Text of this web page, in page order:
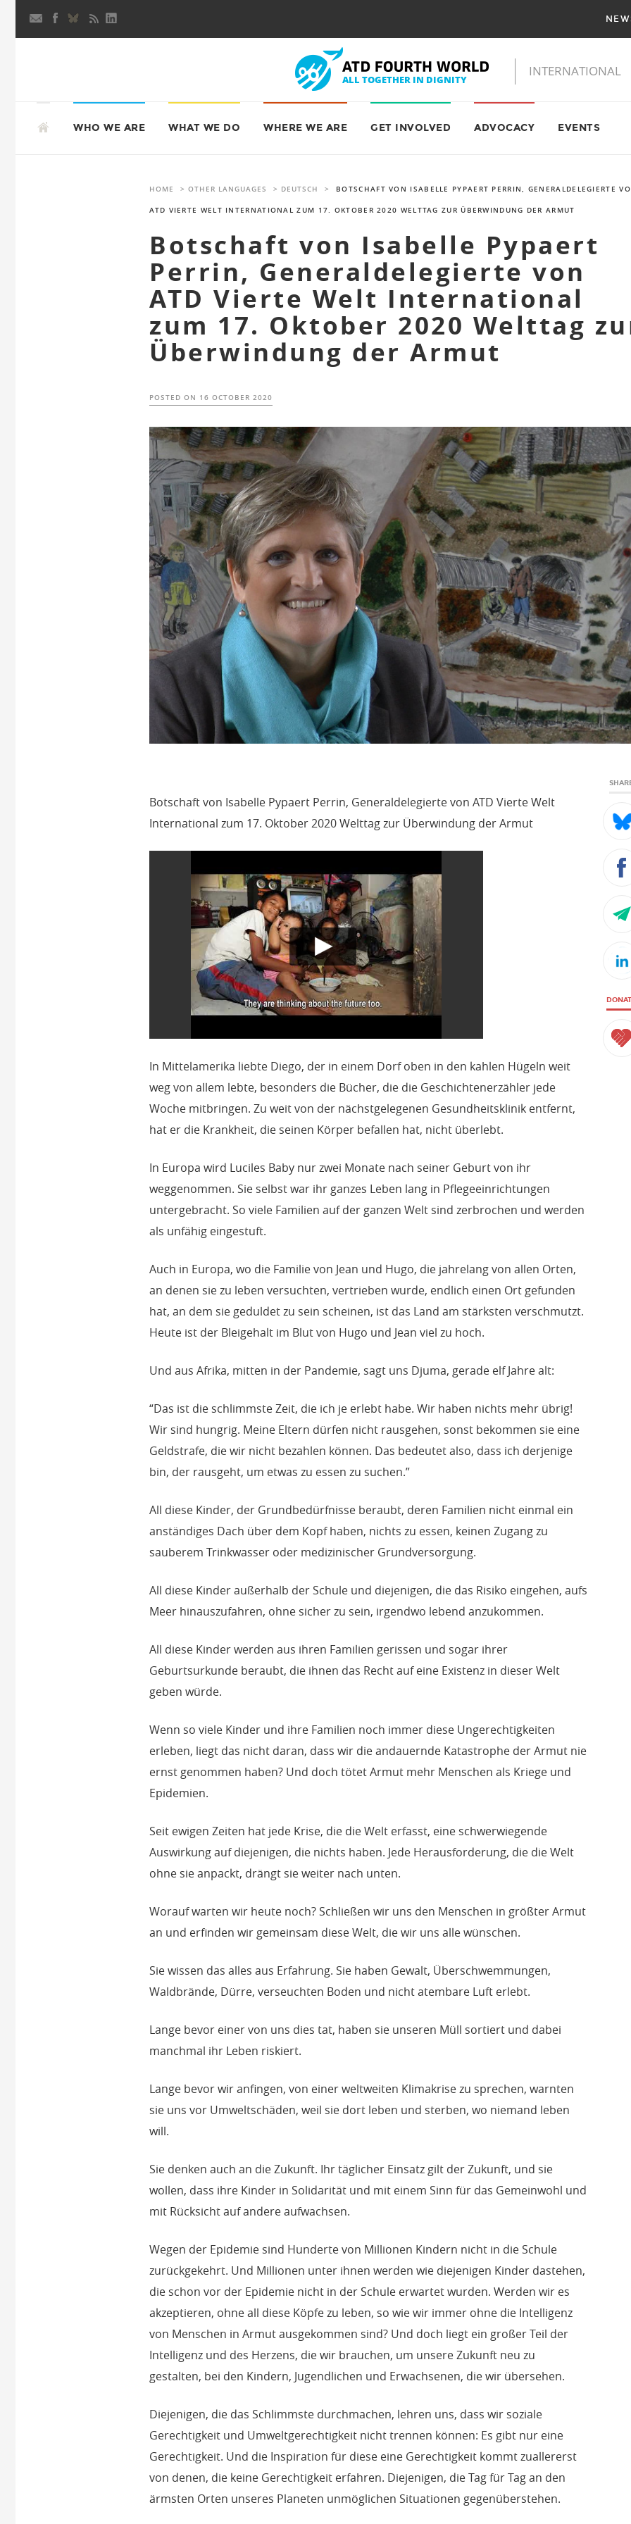
content
TO
CONTENTWHO WE ARE WHAT WE DO WHERE WE ARE GET INVOLVED ADVOCACY EVENTS
HOME >OTHER LANGUAGES > DEUTSCH > BOTSCHAFT VON ISABELLE PYPAERT PERRIN, GENERALDELEGIERTE
ATD VIERTE WELT INTERNATIONAL ZUM 17. OKTOBER 2020 WELTTAG ZUR ÜBERWINDUNG DER ARMUT
Botschaft von Isabelle Pypaert
Perrin, Generaldelegierte von
ATD Vierte Welt International
zum 17. Oktober 2020 Welttag
Überwindung der Armut
POSTED ON 16 OCTOBER 2020
Botschaft von Isabelle Pypaert Perrin, Generaldelegierte von ATD Vierte Welt
International zum 17. Oktober 2020 Welttag zur Überwindung der Armut
In Mittelamerika liebte Diego, der in einem Dorf oben in den kahlen Hügeln weit
weg von allem lebte, besonders die Bücher, die die Geschichtenerzähler jede
Woche mitbringen. Zu weit von der nächstgelegenen Gesundheitsklinik entfernt,
hat er die Krankheit, die seinen Körper befallen hat, nicht überlebt.
In Europa wird Luciles Baby nur zwei Monate nach seiner Geburt von ihr
weggenommen. Sie selbst war ihr ganzes Leben lang in Pflegeeinrichtungen
untergebracht. So viele Familien auf der ganzen Welt sind zerbrochen und werden
als unfähig eingestuft.
Auch in Europa, wo die Familie von Jean und Hugo, die jahrelang von allen Orten,
an denen sie zu leben versuchten, vertrieben wurde, endlich einen Ort gefunden
hat, an dem sie geduldet zu sein scheinen, ist das Land am stärksten verschmutzt.
Heute ist der Bleigehalt im Blut von Hugo und Jean viel zu hoch.
Und aus Afrika, mitten in der Pandemie, sagt uns Djuma, gerade elf Jahre alt:
“Das ist die schlimmste Zeit, die ich je erlebt habe. Wir haben nichts mehr übrig!
Wir sind hungrig. Meine Eltern dürfen nicht rausgehen, sonst bekommen sie eine
Geldstrafe, die wir nicht bezahlen können. Das bedeutet also, dass ich derjenige
bin, der rausgeht, um etwas zu essen zu suchen.”
All diese Kinder, der Grundbedürfnisse beraubt, deren Familien nicht einmal ein
anständiges Dach über dem Kopf haben, nichts zu essen, keinen Zugang zu
sauberem Trinkwasser oder medizinischer Grundversorgung.
All diese Kinder außerhalb der Schule und diejenigen, die das Risiko eingehen, aufs
Meer hinauszufahren, ohne sicher zu sein, irgendwo lebend anzukommen.
All diese Kinder werden aus ihren Familien gerissen und sogar ihrer
Geburtsurkunde beraubt, die ihnen das Recht auf eine Existenz in dieser Welt
geben würde.
Wenn so viele Kinder und ihre Familien noch immer diese Ungerechtigkeiten
erleben, liegt das nicht daran, dass wir die andauernde Katastrophe der Armut nie
ernst genommen haben? Und doch tötet Armut mehr Menschen als Kriege und
Epidemien.
Seit ewigen Zeiten hat jede Krise, die die Welt erfasst, eine schwerwiegende
Auswirkung auf diejenigen, die nichts haben. Jede Herausforderung, die die Welt
ohne sie anpackt, drängt sie weiter nach unten.
Worauf warten wir heute noch? Schließen wir uns den Menschen in größter Armut
an und erfinden wir gemeinsam diese Welt, die wir uns alle wünschen.
Sie wissen das alles aus Erfahrung. Sie haben Gewalt, Überschwemmungen,
Waldbrände, Dürre, verseuchten Boden und nicht atembare Luft erlebt.
Lange bevor einer von uns dies tat, haben sie unseren Müll sortiert und dabei
manchmal ihr Leben riskiert.
Lange bevor wir anfingen, von einer weltweiten Klimakrise zu sprechen, warnten
sie uns vor Umweltschäden, weil sie dort leben und sterben, wo niemand leben
will.
Sie denken auch an die Zukunft. Ihr täglicher Einsatz gilt der Zukunft, und sie
wollen, dass ihre Kinder in Solidarität und mit einem Sinn für das Gemeinwohl und
mit Rücksicht auf andere aufwachsen.
Wegen der Epidemie sind Hunderte von Millionen Kindern nicht in die Schule
zurückgekehrt. Und Millionen unter ihnen werden wie diejenigen Kinder dastehen,
die schon vor der Epidemie nicht in der Schule erwartet wurden. Werden wir es
akzeptieren, ohne all diese Köpfe zu leben, so wie wir immer ohne die Intelligenz
von Menschen in Armut ausgekommen sind? Und doch liegt ein großer Teil der
Intelligenz und des Herzens, die wir brauchen, um unsere Zukunft neu zu
gestalten, bei den Kindern, Jugendlichen und Erwachsenen, die wir übersehen.
Diejenigen, die das Schlimmste durchmachen, lehren uns, dass wir soziale
Gerechtigkeit und Umweltgerechtigkeit nicht trennen können: Es gibt nur eine
Gerechtigkeit. Und die Inspiration für diese eine Gerechtigkeit kommt zuallererst
von denen, die keine Gerechtigkeit erfahren. Diejenigen, die Tag für Tag an den
ärmsten Orten unseres Planeten unmöglichen Situationen gegenüberstehen.